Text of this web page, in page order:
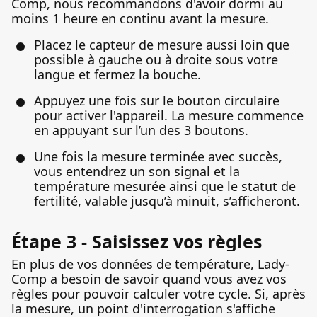
Comp, nous recommandons d'avoir dormi au
moins 1 heure en continu avant la mesure.
Placez le capteur de mesure aussi loin que
possible à gauche ou à droite sous votre
langue et fermez la bouche.
Appuyez une fois sur le bouton circulaire
pour activer l'appareil. La mesure commence
en appuyant sur l’un des 3 boutons.
Une fois la mesure terminée avec succès,
vous entendrez un son signal et la
température mesurée ainsi que le statut de
fertilité, valable jusqu’à minuit, s’afficheront.
Étape 3 - Saisissez vos règles
En plus de vos données de température, Lady-
Comp a besoin de savoir quand vous avez vos
règles pour pouvoir calculer votre cycle. Si, après
la mesure, un point d'interrogation s'affiche